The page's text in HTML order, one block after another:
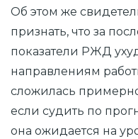
Об этом же
признать, что за
показатели РЖД
направлениям
сложилась
если судить по
она ожидается на